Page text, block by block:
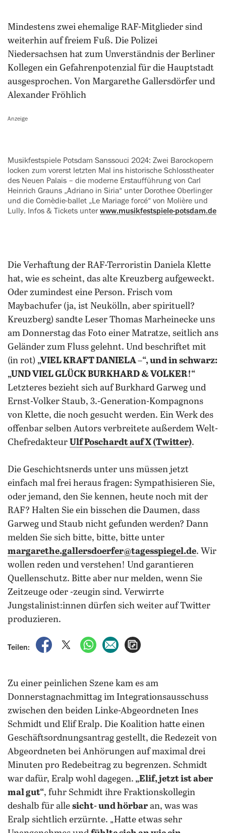
Mindestens zwei ehemalige RAF-Mitglieder sind
weiterhin auf freiem Fuß. Die Polizei
Niedersachsen hat zum Unverständnis der Berliner
Kollegen ein Gefahrenpotenzial für die Hauptstadt
ausgesprochen. Von Margarethe Gallersdörfer und
Alexander Fröhlich
Anzeige
Musikfestspiele Potsdam Sanssouci 2024: Zwei Barockopern
locken zum vorerst letzten Mal ins historische Schlosstheater
des Neuen Palais – die moderne Erstaufführung von Carl
‍Heinrich Grauns „Adriano in Siria“ ‍unter Dorothee Oberlinger
und die Comèdie-ballet „Le Mariage forcé“ von Molière und
Lully. Infos & Tickets unter www.musikfestspiele-potsdam.de
Die Verhaftung der RAF-Terroristin Daniela Klette
hat, wie es scheint, das alte Kreuzberg aufgeweckt.
Oder zumindest eine Person. Frisch vom
Maybachufer (ja, ist Neukölln, aber spirituell?
Kreuzberg) sandte Leser Thomas Marheinecke uns
am Donnerstag das Foto einer Matratze, seitlich ans
Geländer zum Fluss gelehnt. Und beschriftet mit
(in rot) „VIEL KRAFT DANIELA –“, und in schwarz:
„UND VIEL GLÜCK BURKHARD & VOLKER!“
Letzteres bezieht sich auf Burkhard Garweg und
Ernst-Volker Staub, 3.-Generation-Kompagnons
von Klette, die noch gesucht werden. Ein Werk des
offenbar selben Autors verbreitete außerdem Welt-
Chefredakteur Ulf Poschardt auf X (Twitter).
Die Geschichtsnerds unter uns müssen jetzt
einfach mal frei heraus fragen: Sympathisieren Sie,
oder jemand, den Sie kennen, heute noch mit der
RAF? Halten Sie ein bisschen die Daumen, dass
Garweg und Staub nicht gefunden werden? Dann
melden Sie sich bitte, bitte, bitte unter
margarethe.gallersdoerfer@tagesspiegel.de. Wir
wollen reden und verstehen! Und garantieren
Quellenschutz. Bitte aber nur melden, wenn Sie
Zeitzeuge oder -zeugin sind. Verwirrte
Jungstalinist:innen dürfen sich weiter auf Twitter
produzieren.
Teilen:
auf Facebook teilen
auf X teilenper WhatsApp teilen
per E-Mail teilen
Zu einer peinlichen Szene kam es am
Donnerstagnachmittag im Integrationsausschuss
zwischen den beiden Linke-Abgeordneten Ines
Schmidt und Elif Eralp. Die Koalition hatte einen
Geschäftsordnungsantrag gestellt, die Redezeit von
Abgeordneten bei Anhörungen auf maximal drei
Minuten pro Redebeitrag zu begrenzen. Schmidt
war dafür, Eralp wohl dagegen. „Elif, jetzt ist aber
mal gut“, fuhr Schmidt ihre Fraktionskollegin
deshalb für alle sicht- und hörbar an, was was
Eralp sichtlich erzürnte. „Hatte etwas sehr